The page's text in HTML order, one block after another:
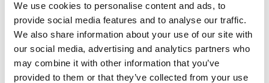
We use cookies to personalise content and ads, to
provide social media features and to analyse our traffic.
We also share information about your use of our site with
our social media, advertising and analytics partners who
may combine it with other information that you’ve
provided to them or that they’ve collected from your use